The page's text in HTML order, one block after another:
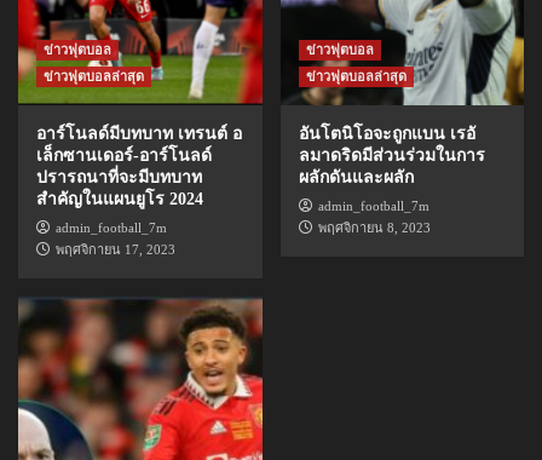
ข่าวฟุตบอล
ข่าวฟุตบอลล่าสุด
อาร์โนลด์มีบทบาท เทรนต์ อ
เล็กซานเดอร์-อาร์โนลด์
ปรารถนาที่จะมีบทบาท
สำคัญในแผนยูโร 2024
admin_football_7m
พฤศจิกายน 17, 2023
ข่าวฟุตบอล
ข่าวฟุตบอลล่าสุด
อันโตนิโอจะถูกแบน เรอั
ลมาดริดมีส่วนร่วมในการ
ผลักดันและผลัก
admin_football_7m
พฤศจิกายน 8, 2023